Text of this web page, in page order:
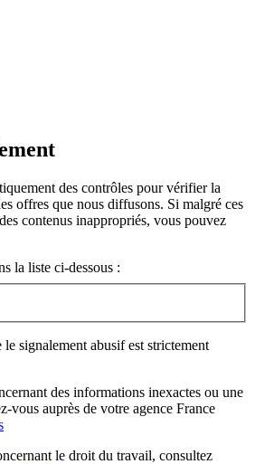
des contrôles pour vérifier la
offres que nous diffusons. Si malgré ces
contenus inappropriés, vous pouvez
la liste ci-dessous :
signalement abusif est strictement
des informations inexactes ou une
vous auprès de votre agence France
le droit du travail, consultez